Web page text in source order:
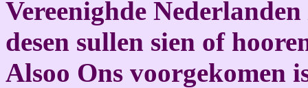
Vereenighde
desen sullen sien of
Alsoo Ons voorgekomen